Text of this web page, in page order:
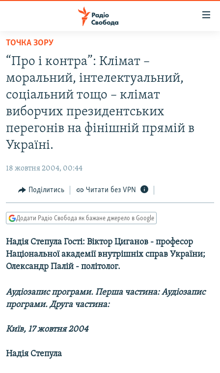
Перейти
основного
матеріалу
Перейти
до
основної
навігації
Перейти
до
РАДІО СВОБОДА – 70 РОКІВ
ВСЕ ЗА ДОБУ
СТАТТІ
ПОЛІТИКА
СУСПІЛЬСТВО
УКРАЇНА
СВІТ
ВІЙНА
РОСІЙСЬКА «ФІЛЬТРАЦІЯ»
ДОНБАС.РЕАЛІЇ
СХЕМИ
КИТАЙ.ВИКЛИКИ
ФОТО
СПЕЦПРОЄКТИ
КРИМ РЕАЛІЇ
КТАТ
ТОЧКА ЗОРУ
“Про і контра”: Клімат –
моральний, інтелектуальний,
соціальний тощо – клімат
виборчих президентських
перегонів на фінішній прямій в
Україні.
18 жовтня 2004, 00:44
Поділитись Читати без VPN
Додати Радіо Свобода як бажане джерело в Google
Надія Степула Гості: Віктор Циганов - професор
Національної академії внутрішніх справ України;
Олександр Палій - політолог.
Аудіозапис програми. Перша частина: Аудіозапис
програми. Друга частина:
Київ, 17 жовтня 2004
Надія Степула